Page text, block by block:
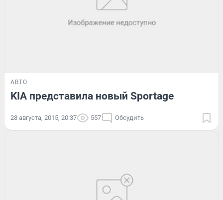
АВТО
KIA представила новый Sportage
28 августа, 2015, 20:37 557 Обсудить